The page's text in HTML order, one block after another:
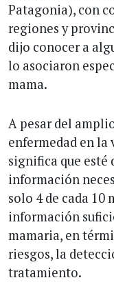
Patagonia), con
regiones y
dijo conocer a
lo asociaron
mama.
A pesar del
enfermedad en la
significa que
información
solo 4 de cada
información
mamaria, en
riesgos, la
tratamiento.